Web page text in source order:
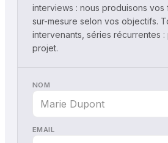
interviews : nous produisons vos
sur-mesure selon vos objectifs.
intervenants, séries récurrentes
projet.
NOM
EMAIL